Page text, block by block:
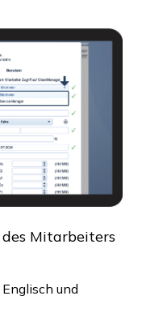
des Mitarbeiters
und